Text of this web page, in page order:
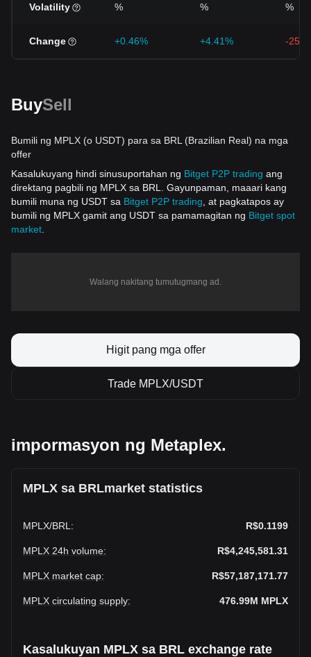
Volatility % % %
Change +0.46% +4.41% -
BuySell
Bumili ng MPLX (o USDT) para sa BRL (Brazilian Real) na mga
offer
Kasalukuyang hindi sinusuportahan ng Bitget P2P trading ang
direktang pagbili ng MPLX sa BRL. Gayunpaman, maaari kang
bumili muna ng USDT sa Bitget P2P trading , at pagkatapos ay
bumili ng MPLX gamit ang USDT sa pamamagitan ng Bitget spot
market
Walang nakitang tumutugmang ad.
Higit pang mga offer
Trade MPLX/USDT
impormasyon ng Metaplex.
MPLX sa BRLmarket statistics
MPLX/BRL : R$0.1199
MPLX 24h volume: R$4,245,581.31
MPLX market cap: R$57,187,171.77
MPLX circulating supply: 476.99M MPLX
Kasalukuyan MPLX sa BRL exchange rate